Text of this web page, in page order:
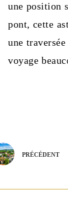
une position
pont, cette
une
voyage
PRÉCÉDENT